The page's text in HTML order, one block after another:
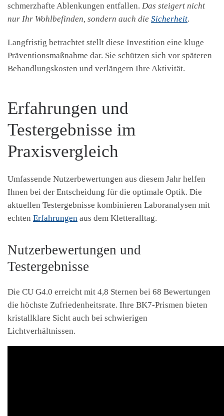
schmerzhafte Ablenkungen entfallen. Das steigert nicht
nur Ihr Wohlbefinden, sondern auch die Sicherheit.
Langfristig betrachtet stellt diese Investition eine kluge
Präventionsmaßnahme dar. Sie schützen sich vor späteren
Behandlungskosten und verlängern Ihre Aktivität.
Erfahrungen und
Testergebnisse im
Praxisvergleich
Umfassende Nutzerbewertungen aus diesem Jahr helfen
Ihnen bei der Entscheidung für die optimale Optik. Die
aktuellen Testergebnisse kombinieren Laboranalysen mit
echten Erfahrungen aus dem Kletteralltag.
Nutzerbewertungen und
Testergebnisse
Die CU G4.0 erreicht mit 4,8 Sternen bei 68 Bewertungen
die höchste Zufriedenheitsrate. Ihre BK7-Prismen bieten
kristallklare Sicht auch bei schwierigen
Lichtverhältnissen.